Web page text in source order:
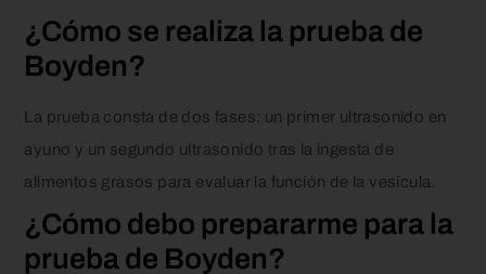
¿Cómo se realiza la prueba de
Boyden?
La prueba consta de dos fases: un primer ultrasonido en
ayuno y un segundo ultrasonido tras la ingesta de
alimentos grasos para evaluar la función de la vesícula.
¿Cómo debo prepararme para la
prueba de Boyden?